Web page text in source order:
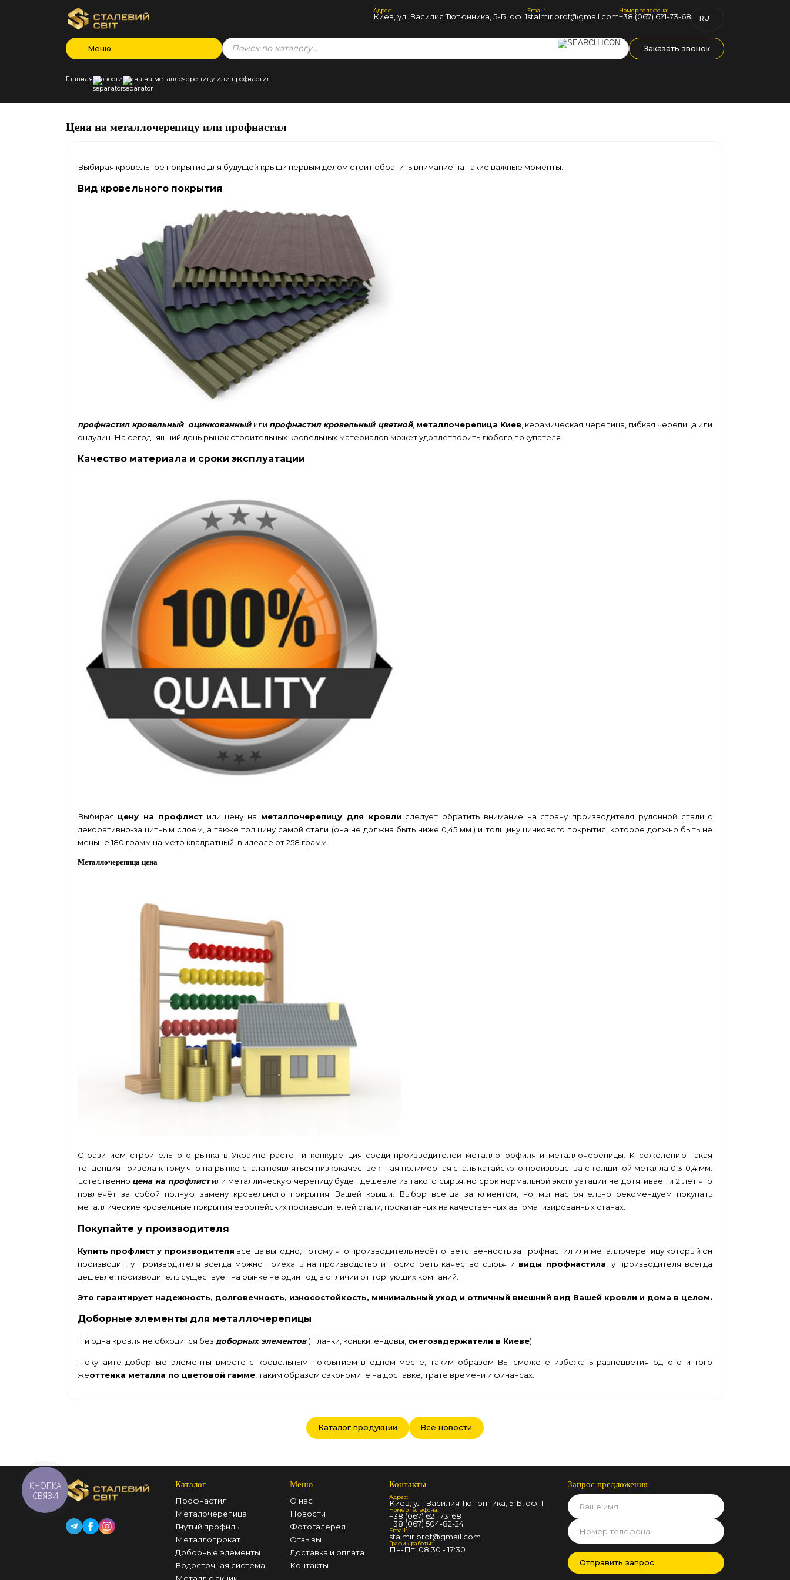
Адрес:
Киев, ул. Василия Тютюнника, 5-Б, оф. 1
Email:
stalmir.prof@gmail.com
Номер телефона:
+38 (067) 621-73-68
RU
Меню
Products
search
Заказать звонок
Главная Новости Цена на металлочерепицу или профнастил
Цена на металлочерепицу или профнастил
Выбирая кровельное покрытие для будущей крыши первым делом стоит обратить внимание на такие важные моменты:
Вид кровельного покрытия
профнастил кровельный оцинкованныйили профнастил кровельный цветной, металлочерепица Киев , керамическая черепица, гибкая черепица или
ондулин. На сегодняшний день рынок строительных кровельных материалов может удовлетворить любого покупателя.
Качество материала и сроки эксплуатации
Выбирая цену на профлистили цену на металлочерепицу для кровли сделует обратить внимание на страну производителя рулонной стали с
декоративно-защитным слоем, а также толщину самой стали (она не должна быть ниже 0,45 мм.) и толщину цинкового покрытия, которое должно быть не
меньше 180 грамм на метр квадратный, в идеале от 258 грамм.
Металлочерепица цена
С разитием строительного рынка в Украине растёт и конкуренция среди производителей металлопрофиля и металлочерепицы. К сожелению такая
тенденция привела к тому что на рынке стала появляться низкокачествекнная полимерная сталь катайского производства с толщиной металла 0,3-0,4 мм.
Естественно цена на профлистили металлическую черепицу будет дешевле из такого сырья, но срок нормальной эксплуатации не дотягивает и 2 лет что
повлечёт за собой полную замену кровельного покрытия Вашей крыши. Выбор всегда за клиентом, но мы настоятельно рекомендуем покупать
металлические кровельные покрытия европейских производителей стали, прокатанных на качественных автоматизированных станах.
Покупайте у производителя
Купить профлист у производителя всегда выгодно, потому что производитель несёт ответственность за профнастил или металлочерепицу который он
производит, у производителя всегда можно приехать на производство и посмотреть качество сырья и виды профнастила, у производителя всегда
дешевле, производитель существует на рынке не один год, в отличии от торгующих компаний.
Это гарантирует надежность, долговечность, износостойкость, минимальный уход и отличный внешний вид Вашей кровли и дома в целом.
Доборные элементы для металлочерепицы
Ни одна кровля не обходится без доборных элементов( планки, коньки, ендовы, снегозадержатели в Киеве)
Покупайте доборные элементы вместе с кровельным покрытием в одном месте, таким образом Вы сможете избежать разноцветия одного и того
жеоттенка металла по цветовой гамме, таким образом сэкономите на доставке, трате времени и финансах.
Каталог продукции Все новости
Каталог
Профнастил
Металочерепица
Гнутый профиль
Металлопрокат
Доборные элементы
Водосточная система
Металл с акции
Меню
О нас
Новости
Фотогалерея
Отзывы
Доставка и оплата
Контакты
Контакты
Адрес:
Киев, ул. Василия Тютюнника, 5-Б, оф. 1
Номер телефона:
+38 (067) 621-73-68
+38 (067) 504-82-24
Email:
stalmir.prof@gmail.com
График работы:
Пн-Пт: 08:30 - 17:30
Запрос предложения
КНОПКА
СВЯЗИ